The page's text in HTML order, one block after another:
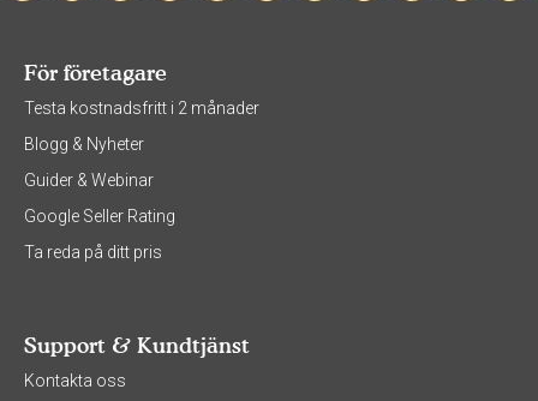
För företagare
Testa kostnadsfritt i 2 månader
Blogg & Nyheter
Guider & Webinar
Google Seller Rating
Ta reda på ditt pris
Support & Kundtjänst
Kontakta oss